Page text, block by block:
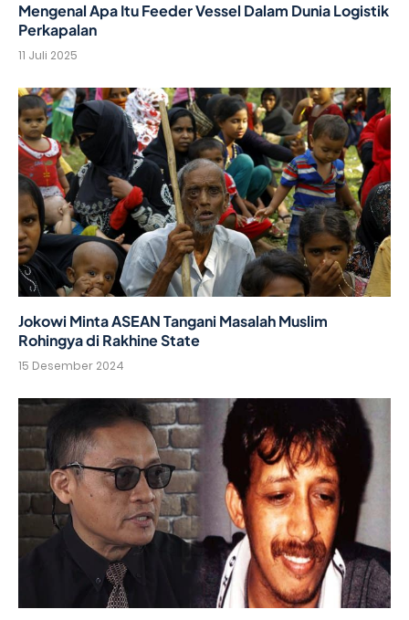
Mengenal Apa Itu Feeder Vessel Dalam Dunia Logistik
Perkapalan
11 Juli 2025
Jokowi Minta ASEAN Tangani Masalah Muslim
Rohingya di Rakhine State
15 Desember 2024